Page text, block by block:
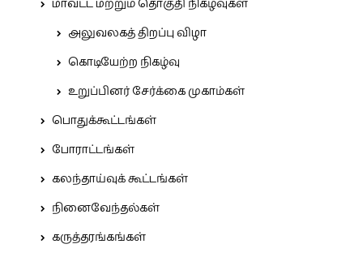
மாவட்ட மற்றும் தொகுதி நிகழ்வுகள்
அலுவலகத் திறப்பு விழா
கொடியேற்ற நிகழ்வு
உறுப்பினர் சேர்க்கை முகாம்கள்
பொதுக்கூட்டங்கள்
போராட்டங்கள்
கலந்தாய்வுக் கூட்டங்கள்
நினைவேந்தல்கள்
கருத்தரங்கங்கள்